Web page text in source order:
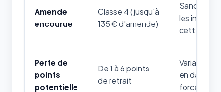
Amende
encourue
Classe 4 (jusqu'à
135 € d'amende)
Sanction
les
cette
Perte de
points
potentielle
De 1 à 6 points
de retrait
Variable
en danger
forces de